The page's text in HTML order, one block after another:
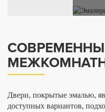
Двери, покрытые эмалью,
доступных вариантов,